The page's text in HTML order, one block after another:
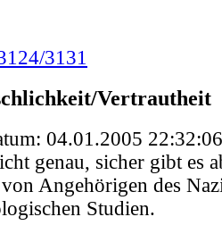
3131
Vertrautheit
04.01.2005 22:32:06
genau, sicher gibt es
Angehörigen des
Studien.